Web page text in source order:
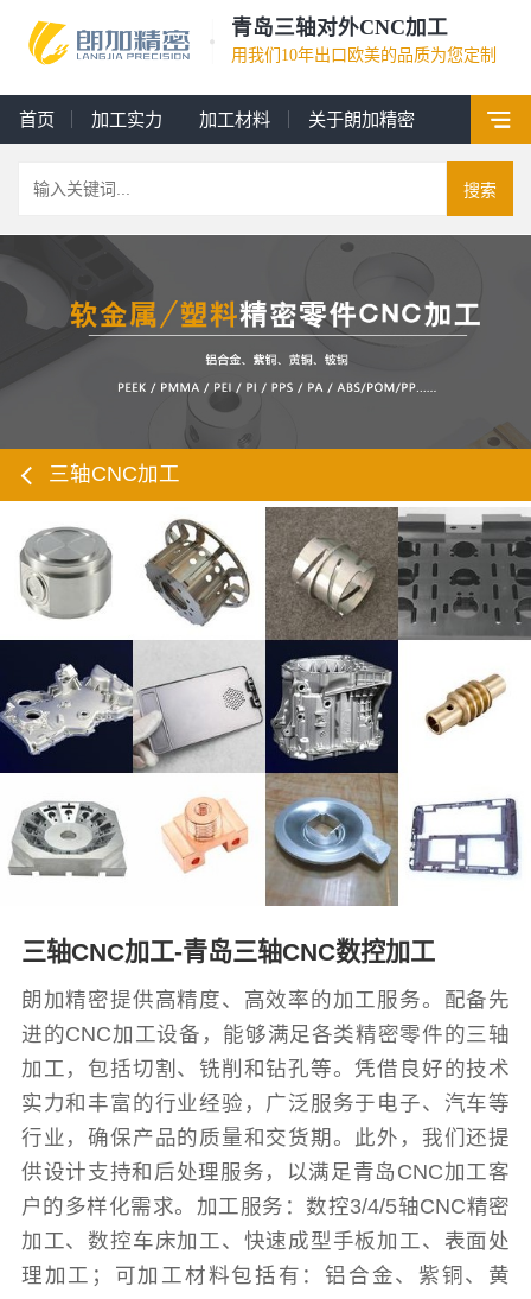
青岛三轴对外CNC加工
用我们10年出口欧美的品质为您定制
首页 加工实力 加工材料 关于朗加精密
搜索
三轴CNC加工
三轴CNC加工-青岛三轴CNC数控加工
朗加精密提供高精度、高效率的加工服务。配备先
进的CNC加工设备，能够满足各类精密零件的三轴
加工，包括切割、铣削和钻孔等。凭借良好的技术
实力和丰富的行业经验，广泛服务于电子、汽车等
行业，确保产品的质量和交货期。此外，我们还提
供设计支持和后处理服务，以满足青岛CNC加工客
户的多样化需求。加工服务：数控3/4/5轴CNC精密
加工、数控车床加工、快速成型手板加工、表面处
理加工；可加工材料包括有：铝合金、紫铜、黄